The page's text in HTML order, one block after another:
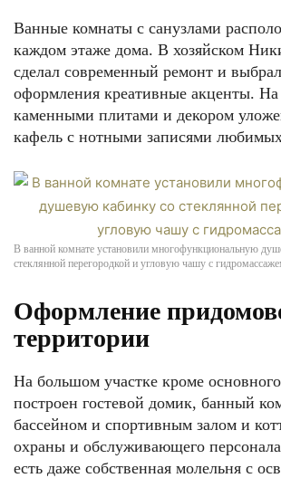
Ванные комнаты с санузлами
каждом этаже дома. В хозяйском
сделал современный ремонт и
оформления креативные акценты.
каменными плитами и декором
кафель с нотными записями
В ванной комнате установили многофункциональную
стеклянной перегородкой и угловую чашу с
Оформление
территории
На большом участке кроме
построен гостевой домик, банный
бассейном и спортивным залом и
охраны и обслуживающего
есть даже собственная молельня с